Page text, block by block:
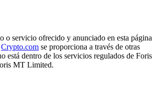
o servicio ofrecido y anunciado en esta página
Crypto.com se proporciona a través de otras
está dentro de los servicios regulados de Foris
MT Limited.